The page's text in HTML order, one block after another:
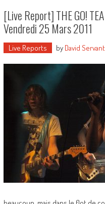
[Live Report] THE GO!
Vendredi 25 Mars 2011
Live Reports by David Servant